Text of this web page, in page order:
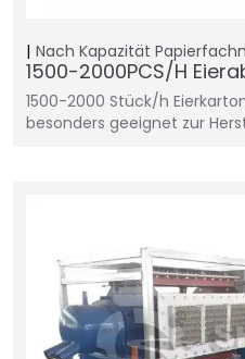
Nach Kapazität
1500-2000PCS/H
1500-2000 Stück/h
besonders geeignet zur